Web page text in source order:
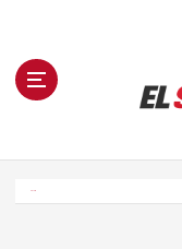
n El